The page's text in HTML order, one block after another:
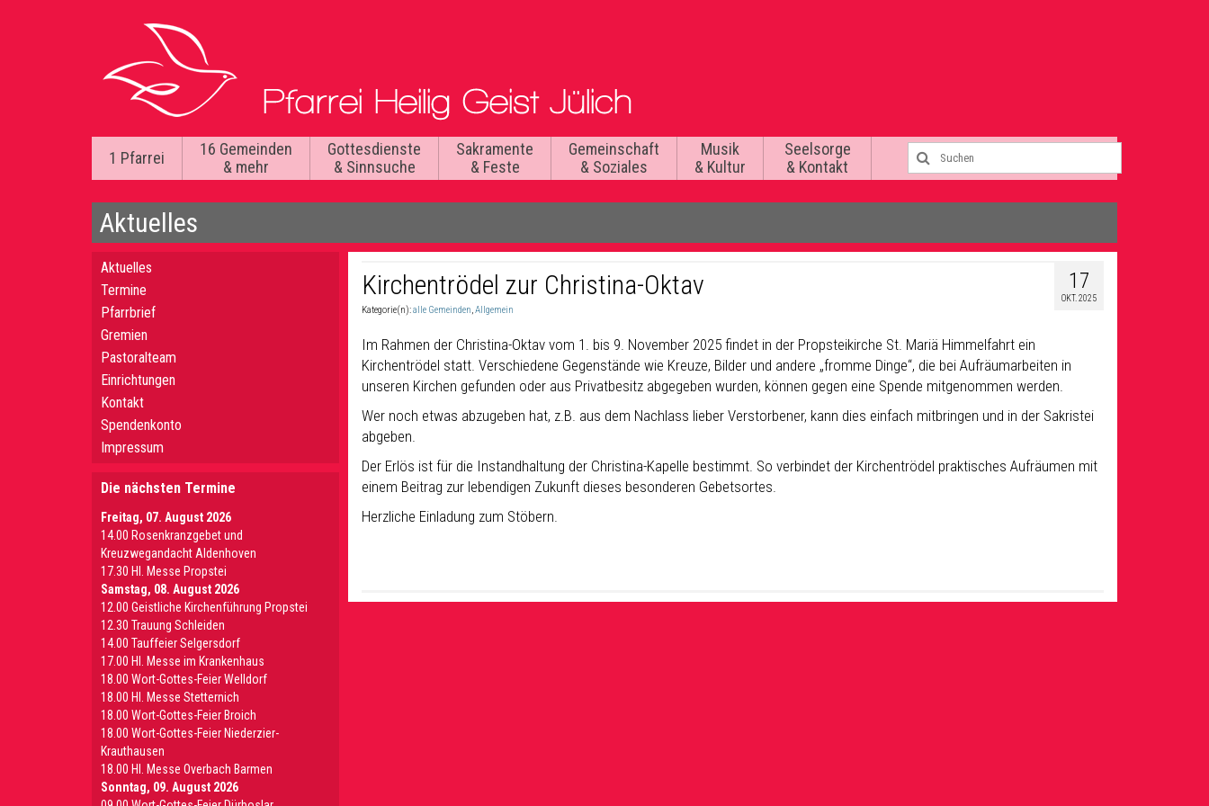
1 Pfarrei
16 Gemeinden
& mehr
Gottesdienste
& Sinnsuche
Sakramente
& Feste
Gemeinschaft
& Soziales
Musik
& Kultur
Seelsorge
& Kontakt
Aktuelles
17
OKT. 2025
Kirchentrödel zur Christina-Oktav
Kategorie(n):alle Gemeinden,Allgemein
Im Rahmen der Christina-Oktav vom 1. bis 9. November 2025 findet in der Propsteikirche St. Mariä Himmelfahrt ein
Kirchentrödel statt. Verschiedene Gegenstände wie Kreuze, Bilder und andere „fromme Dinge“, die bei Aufräumarbeiten in
unseren Kirchen gefunden oder aus Privatbesitz abgegeben wurden, können gegen eine Spende mitgenommen werden.
Wer noch etwas abzugeben hat, z.B. aus dem Nachlass lieber Verstorbener, kann dies einfach mitbringen und in der Sakristei
abgeben.
Der Erlös ist für die Instandhaltung der Christina-Kapelle bestimmt. So verbindet der Kirchentrödel praktisches Aufräumen mit
einem Beitrag zur lebendigen Zukunft dieses besonderen Gebetsortes.
Herzliche Einladung zum Stöbern.
Aktuelles
Termine
Pfarrbrief
Gremien
Pastoralteam
Einrichtungen
Kontakt
Spendenkonto
Impressum
Die nächsten Termine
Freitag, 07. August 2026
14.00 Rosenkranzgebet und
Kreuzwegandacht Aldenhoven
17.30 Hl. Messe Propstei
Samstag, 08. August 2026
12.00 Geistliche Kirchenführung Propstei
12.30 Trauung Schleiden
14.00 Tauffeier Selgersdorf
17.00 Hl. Messe im Krankenhaus
18.00 Wort-Gottes-Feier Welldorf
18.00 Hl. Messe Stetternich
18.00 Wort-Gottes-Feier Broich
18.00 Wort-Gottes-Feier Niederzier-
Krauthausen
18.00 Hl. Messe Overbach Barmen
Sonntag, 09. August 2026